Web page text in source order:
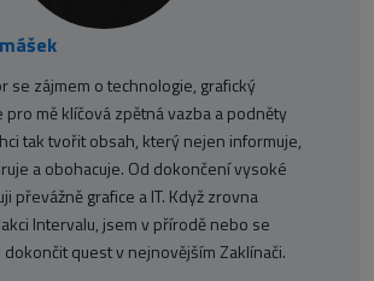
se zájmem o technologie, grafický
pro mě klíčová zpětná vazba a podněty
tak tvořit obsah, který nejen informuje,
a obohacuje. Od dokončení vysoké
převážně grafice a IT. Když zrovna
Intervalu, jsem v přírodě nebo se
dokončit quest v nejnovějším Zaklínači.